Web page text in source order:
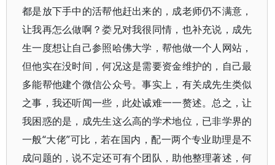
都是放下手中的活帮他赶出来的，成老师仍不满意，
让我再怎么做啊？娄兄对我很同情，也补充说，成先
生一度想让自己参照哈佛大学，帮他做一个人网站，
但他实在没时间，何况这是需要资金维护的，自己最
多能帮他建个微信公众号。事实上，有关成先生类似
之事，我还听闻一些，此处诚难一一赘述。总之，让
我困惑的是，成先生这么高的学术地位，已非学界的
一般“大佬”可比，若在国内，配一两个专业助理是不
成问题的，说不定还可有个团队，助他整理著述，何